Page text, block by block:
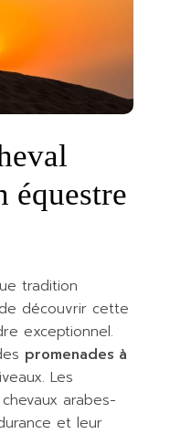
équestre
tradition
découvrir cette
exceptionnel.
promenades à
Les
arabes-
et leur